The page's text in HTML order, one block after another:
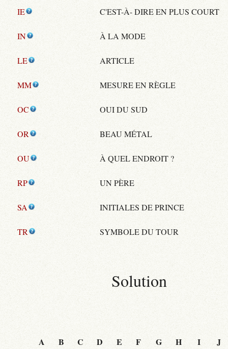
IE C'EST-À- DIRE EN PLUS COURT
IN À LA MODE
LE ARTICLE
MM MESURE EN RÈGLE
OC OUI DU SUD
OR BEAU MÉTAL
OU À QUEL ENDROIT ?
RP UN PÈRE
SA INITIALES DE PRINCE
TR SYMBOLE DU TOUR
Solution
A B C D E F G H I J